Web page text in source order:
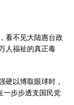
看不见大陆惠台政
人福祉的真正毒
硬以博取眼球时，
一步步透支国民党